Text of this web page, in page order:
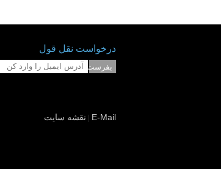
درخواست نقل قول
بفرست
E-Mail نقشه سایت